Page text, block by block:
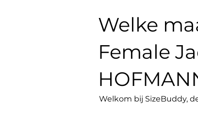
Welke
Female
Welkom bij SizeBuddy,